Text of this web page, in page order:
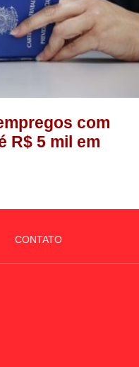
com
R$ 5 mil em
CONTATO